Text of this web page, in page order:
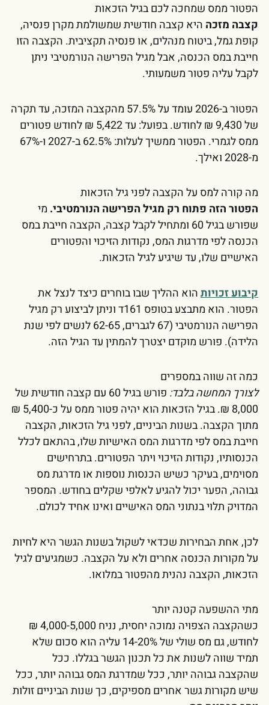
הפטור ממס שמחכה לכם בגיל הזכאות
קצבה מזכה היא קצבה חודשית שמשולמת מקרן פנסיה,
קופת גמל, ביטוח מנהלים, או פנסיה תקציבית. הקצבה הזו
חייבת במס הכנסה, אבל מגיל הפרישה הנורמטיבי ניתן
לקבל עליה פטור משמעותי.
הפטור ב-2026 עומד על 57.5% מהקצבה המזכה, עד תקרה
של 9,430 ₪ לחודש. בפועל: עד 5,422 ₪ לחודש פטורים
ממס לגמרי. הפטור ממשיך לעלות: 62.5% ב-2027 ו-67%
מ-2028 ואילך.
מה קורה למס על הקצבה לפני גיל הזכאות
הפטור הזה פתוח רק מגיל הפרישה הנורמטיבי. מי
שפורש בגיל 60 ומתחיל לקבל קצבה, הקצבה חייבת במס
הכנסה לפי מדרגות המס, נקודות הזיכוי והפטורים
האישיים שלו, עד שיגיע לגיל הזכאות.
קיבוע זכויותהוא ההליך שבו בוחרים כיצד לנצל את
הפטור. הוא מתבצע בטופס 161ד וניתן לביצוע רק מגיל
הפרישה הנורמטיבי (67 לגברים, 62-65 לנשים לפי שנת
הלידה). פורש מוקדם יצטרך להמתין עד הגיל הזה.
כמה זה שווה במספרים
לצורך המחשה בלבד:
פורש בגיל 60 עם קצבה חודשית של
8,000 ₪. בגיל הזכאות הוא יהיה פטור ממס על כ-5,400 ₪
מתוך הקצבה. בשנות הביניים, לפני גיל הזכאות, הקצבה
חייבת במס לפי מדרגות המס האישיות שלו, בהתאם לכלל
הכנסותיו, נקודות הזיכוי ויתר הפטורים. בתרחישים
מסוימים, בעיקר כשיש הכנסות נוספות או מדרגת מס
גבוהה, הפער יכול להגיע לאלפי שקלים בחודש. המספר
המדויק תלוי בנתוני המס האישיים ואינו אחיד לכולם.
לכן, אחת הבחירות שכדאי לשקול בשנות הגשר היא לחיות
על מקורות הכנסה אחרים ולא על הקצבה. כשמגיעים לגיל
הזכאות, הקצבה נהנית מהפטור במלואו.
מתי ההשפעה קטנה יותר
כשהקצבה הצפויה נמוכה יחסית, נניח 4,000-5,000 ₪
לחודש, גם מס שולי של 14-20% עליה הוא סכום שלא
תמיד שווה לשנות את כל תכנון הגשר בגללו. ככל
שהקצבה גבוהה יותר, ככל שמדרגת המס גבוהה יותר, ככל
שיש מקורות גשר אחרים מספיקים, כך שנות הביניים זולות